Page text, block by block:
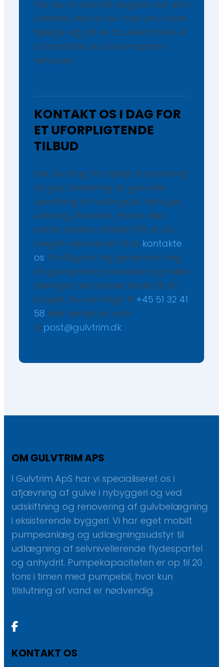
Har du en specifik opgave der skal
udføres, eller er du i tvivl om, vi kan
hjælpe dig, så er du velkommen til
at kontakte os via formularen
herunder.
KONTAKT OS I DAG FOR
ET UFORPLIGTENDE
TILBUD
Har du brug for hjælp til opretning
af gulv, nivellering af gulv eller
opretning af betongulv i Nørager,
Aalborg, Randers, Hobro eller
andre steder i landet? Så er du
meget velkommen til at kontakte
os. Vi rådgiver dig gerne om valg
af gulvspartel, processen og hvilke
løsninger der passer bedst til dit
projekt. Du kan ringe til +45 51 32 41
58 eller sende en mail
til post@gulvtrim.dk.
OM GULVTRIM APS
I Gulvtrim ApS har vi specialiseret os i
afjævning af gulve i nybyggeri og ved
udskiftning og renovering af gulvbelægning
i eksisterende byggeri. Vi har eget mobilt
pumpeanlæg og udlægningsudstyr til
udlægning af selvnivellerende flydespartel
og anhydrit. Pumpekapaciteten er op til 20
tons i timen med pumpebil, hvor kun
tilslutning af vand er nødvendig.
KONTAKT OS